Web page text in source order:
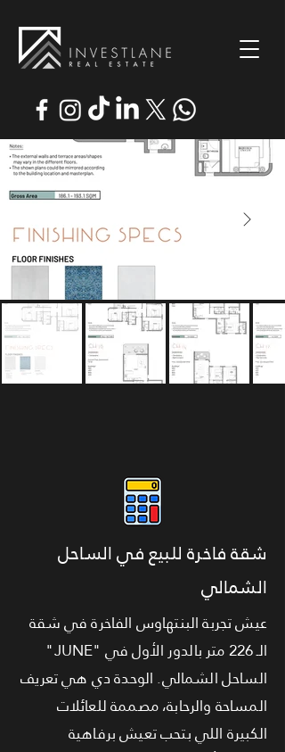
شقة فاخرة للبيع في الساحل
الشمالي
عيش تجربة البنتهاوس الفاخرة في شقة
الـ 226 متر بالدور الأول في "JUNE"
الساحل الشمالي. الوحدة دي هي تعريف
المساحة والرحابة، مصممة للعائلات
الكبيرة اللي بتحب تعيش برفاهية